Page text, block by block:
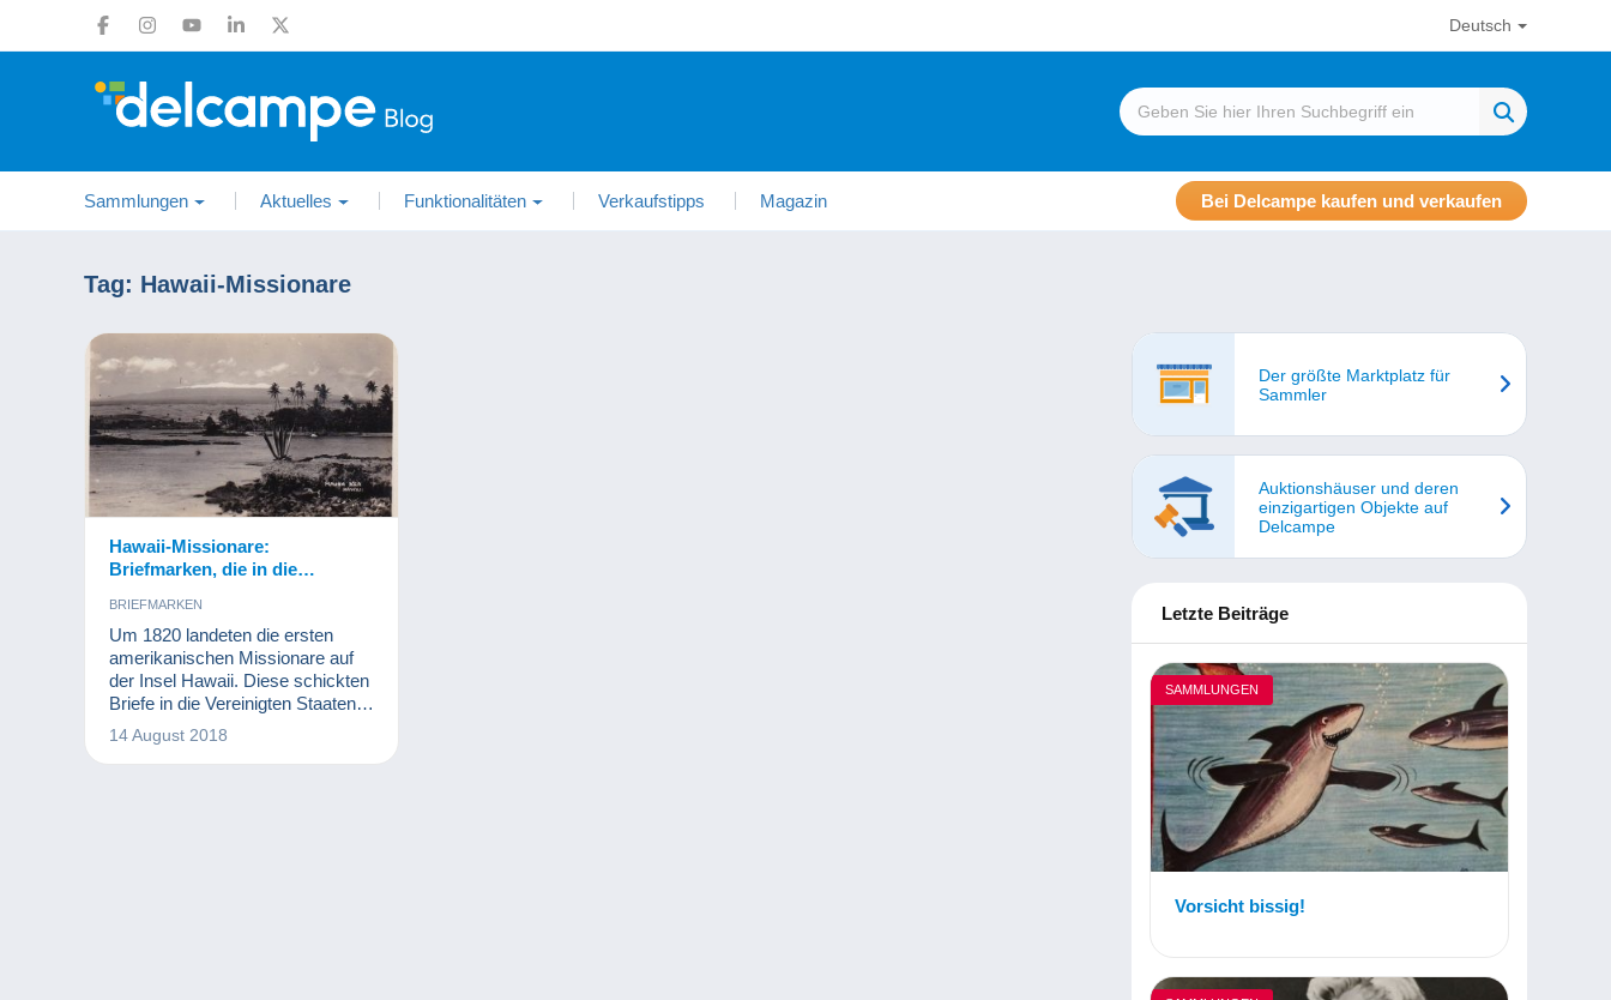
Deutsch
Sammlungen Aktuelles Funktionalitäten Verkaufstipps Magazin Bei Delcampe kaufen und verkaufen
Tag: Hawaii-Missionare
Hawaii-Missionare:
Briefmarken, die in die
BRIEFMARKEN
Um 1820 landeten die ersten
amerikanischen Missionare auf
der Insel Hawaii. Diese schickten
Briefe in die Vereinigten Staaten.
Also richtete die hawaiianische
Regierung im Jahr 1849 ihr erstes
14 August 2018
Der größte Marktplatz für
Sammler
Auktionshäuser und deren
einzigartigen Objekte auf
Delcampe
Letzte Beiträge
SAMMLUNGEN
Vorsicht bissig!